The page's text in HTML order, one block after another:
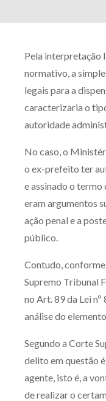
Pela interpretação
normativo, a
legais para a
caracterizaria o
autoridade
No caso, o
o ex-prefeito ter
e assinado o
eram argumentos
ação penal e a
público.
Contudo,
Supremo Tribunal
no Art. 89 da Lei
análise do
Segundo a Corte
delito em questão
agente, isto é, a
de realizar o